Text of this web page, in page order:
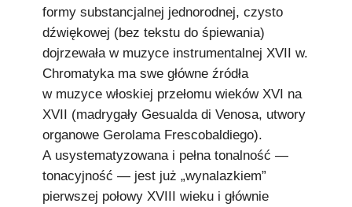
formy substancjalnej jednorodnej, czysto
dźwiękowej (bez tekstu do śpiewania)
dojrzewała w muzyce instrumentalnej XVII w.
Chromatyka ma swe główne źródła
w muzyce włoskiej przełomu wieków XVI na
XVII (madrygały Gesualda di Venosa, utwory
organowe Gerolama Frescobaldiego).
A usystematyzowana i pełna tonalność —
tonacyjność — jest już „wynalazkiem”
pierwszej połowy XVIII wieku i głównie